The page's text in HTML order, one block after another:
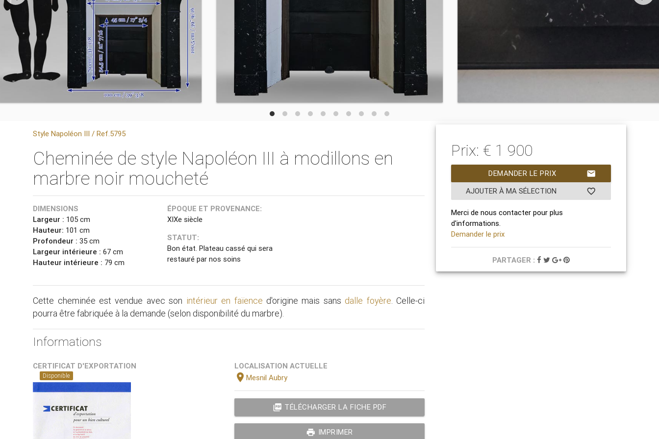
Style Napoléon III / Ref.5795
Cheminée de style Napoléon III à modillons en
marbre noir moucheté
DIMENSIONS
Largeur : 105 cm
Hauteur: 101 cm
Profondeur : 35 cm
Largeur intérieure :67 cm
Hauteur intérieure : 79 cm
ÉPOQUE ET PROVENANCE:
XIXe siècle
STATUT:
Bon état. Plateau cassé qui sera
restauré par nos soins
Cette cheminée est vendue avec son intérieur en faïence d'origine mais sans dalle foyère. Celle-ci
pourra être fabriquée à la demande (selon disponibilité du marbre).
Informations
CERTIFICAT D'EXPORTATION
Disponible
LOCALISATION ACTUELLE
location_on Mesnil Aubry
picture_as_pdf TÉLÉCHARGER LA FICHE PDF
print IMPRIMER
Prix: € 1 900
mail
DEMANDER LE PRIX
favorite_border
AJOUTER À MA SÉLECTION
Merci de nous contacter pour plus
d'informations.
Demander le prix
PARTAGER :